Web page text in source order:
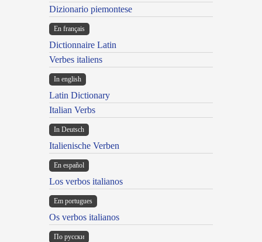
Dizionario piemontese
En français
Dictionnaire Latin
Verbes italiens
In english
Latin Dictionary
Italian Verbs
In Deutsch
Italienische Verben
En español
Los verbos italianos
Em portugues
Os verbos italianos
По русски